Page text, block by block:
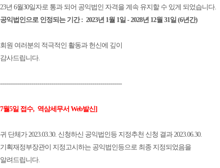
23년 6월30일자로 통과 되어 공익법인 자격을 계속 유지할 수 있게 되었습니다.
공익법인으로 인정되는 기간 : 2023년 1월 1일 - 2028년 12월 31일 (6년간)
회원 여러분의 적극적인 활동과 헌신에 깊이
감사드립니다.
--------------------------------------------------------------
7월5일 접수, 역삼세무서 Web발신]
귀 단체가 2023.03.30. 신청하신 공익법인등 지정추천 신청 결과 2023.06.30.
기획재정부장관이 지정고시하는 공익법인등으로 최종 지정되었음을
알려드립니다.